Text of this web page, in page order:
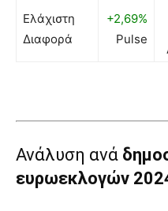
Ελάχιστη
Διαφορά
+2,69%
Pulse
Ανάλυση ανά
ευρωεκλογών